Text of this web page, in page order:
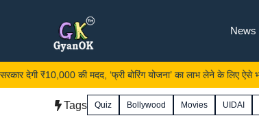
News
की मदद, ‘फ्री बोरिंग योजना’ का लाभ लेने के लिए ऐसे भरें फॉर्म
Tags Quiz Bollywood Movies UIDAI